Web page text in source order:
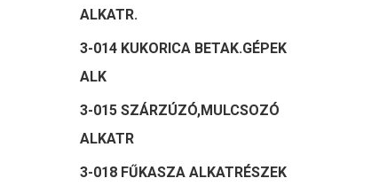
ALKATR.
3-014 KUKORICA BETAK.GÉPEK
ALK
3-015 SZÁRZÚZÓ,MULCSOZÓ
ALKATR
3-018 FŰKASZA ALKATRÉSZEK